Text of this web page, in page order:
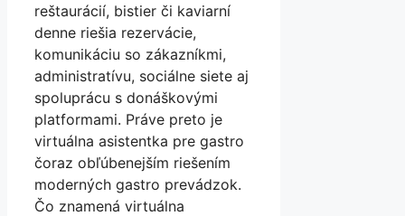
reštaurácií, bistier či kaviarní
denne riešia rezervácie,
komunikáciu so zákazníkmi,
administratívu, sociálne siete aj
spoluprácu s donáškovými
platformami. Práve preto je
virtuálna asistentka pre gastro
čoraz obľúbenejším riešením
moderných gastro prevádzok.
Čo znamená virtuálna